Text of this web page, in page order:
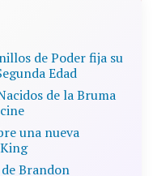
de Poder fija su
Edad
de la Bruma
una nueva
Brandon